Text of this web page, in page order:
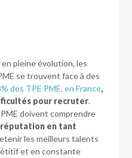
pleine évolution, les
se trouvent face à des
des TPE PME, en France,
pour recruter.
doivent comprendre
réputation en tant
les meilleurs talents
et en constante